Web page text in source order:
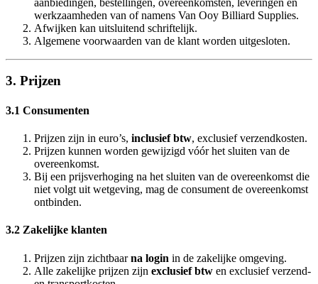
werkzaamheden van of namens Van Ooy Billiard Supplies.
Afwijken kan uitsluitend schriftelijk.
Algemene voorwaarden van de klant worden uitgesloten.
3. Prijzen
3.1 Consumenten
Prijzen zijn in euro’s, inclusief btw, exclusief verzendkosten.
Prijzen kunnen worden gewijzigd vóór het sluiten van de
overeenkomst.
Bij een prijsverhoging na het sluiten van de overeenkomst die
niet volgt uit wetgeving, mag de consument de overeenkomst
ontbinden.
3.2 Zakelijke klanten
Prijzen zijn zichtbaarna login in de zakelijke omgeving.
Alle zakelijke prijzen zijn exclusief btw en exclusief verzend-